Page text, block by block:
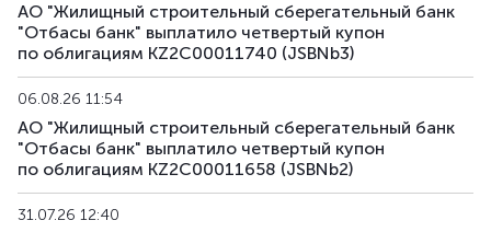
АО "Жилищный строительный сберегательный банк
"Отбасы банк" выплатило четвертый купон
по облигациям KZ2C00011740 (JSBNb3)
06.08.26 11:54
АО "Жилищный строительный сберегательный банк
"Отбасы банк" выплатило четвертый купон
по облигациям KZ2C00011658 (JSBNb2)
31.07.26 12:40